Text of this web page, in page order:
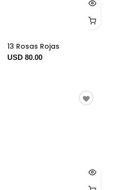
13 Rosas Rojas
USD 80.00